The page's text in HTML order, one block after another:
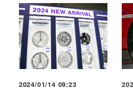
2024/01/14 09:23